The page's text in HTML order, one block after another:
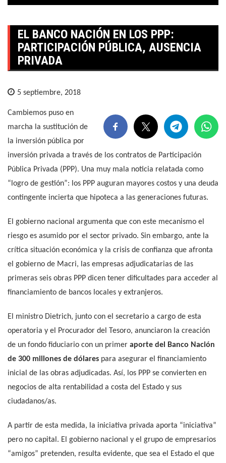
EL BANCO NACIÓN EN LOS PPP:
PARTICIPACIÓN PÚBLICA, AUSENCIA
PRIVADA
5 septiembre, 2018
Cambiemos puso en
marcha la sustitución de
la inversión pública por
inversión privada a través de los contratos de Participación
Pública Privada (PPP). Una muy mala noticia relatada como
“logro de gestión”: los PPP auguran mayores costos y una deuda
contingente incierta que hipoteca a las generaciones futuras.
El gobierno nacional argumenta que con este mecanismo el
riesgo es asumido por el sector privado. Sin embargo, ante la
crítica situación económica y la crisis de confianza que afronta
el gobierno de Macri, las empresas adjudicatarias de las
primeras seis obras PPP dicen tener dificultades para acceder al
financiamiento de bancos locales y extranjeros.
El ministro Dietrich, junto con el secretario a cargo de esta
operatoria y el Procurador del Tesoro, anunciaron la creación
de un fondo fiduciario con un primer aporte del Banco Nación
de 300 millones de dólares para asegurar el financiamiento
inicial de las obras adjudicadas. Así, los PPP se convierten en
negocios de alta rentabilidad a costa del Estado y sus
ciudadanos/as.
A partir de esta medida, la iniciativa privada aporta “iniciativa”
pero no capital. El gobierno nacional y el grupo de empresarios
“amigos” pretenden, resulta evidente, que sea el Estado el que